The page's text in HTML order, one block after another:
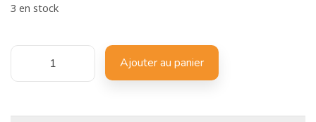
3 en stock
Ajouter au panier